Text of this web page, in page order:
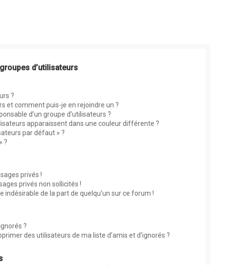
d’utilisateurs
?
et comment puis-je en rejoindre un ?
d’un groupe d’utilisateurs ?
apparaissent dans une couleur différente ?
par défaut » ?
?
privés !
privés non sollicités !
indésirable de la part de quelqu’un sur ce forum !
?
des utilisateurs de ma liste d’amis et d’ignorés ?